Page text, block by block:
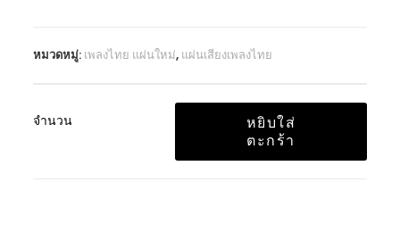
หมวดหมู่: เพลงไทย แผ่นใหม่, แผ่นเสียงเพลงไทย
จำนวน
หยิบใส่
ตะกร้า